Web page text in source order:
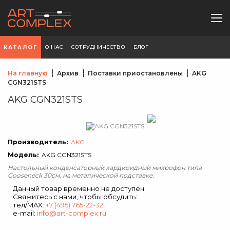
КАТАЛОГ О НАС СОТРУДНИЧЕСТВО БЛОГ
На главную Архив Поставки приостановлены
AKG
CGN321STS
AKG CGN321STS
Производитель: AKG
Модель: AKG CGN321STS
Настольный конденсаторный кардиоидный микрофон типа
Gooseneck 30см. на металической подставке.
Данный товар временно не доступен.
Свяжитесь с нами, чтобы обсудить:
тел/MAX: +7 (495) 765-22-32
e-mail: info@art-complex.ru